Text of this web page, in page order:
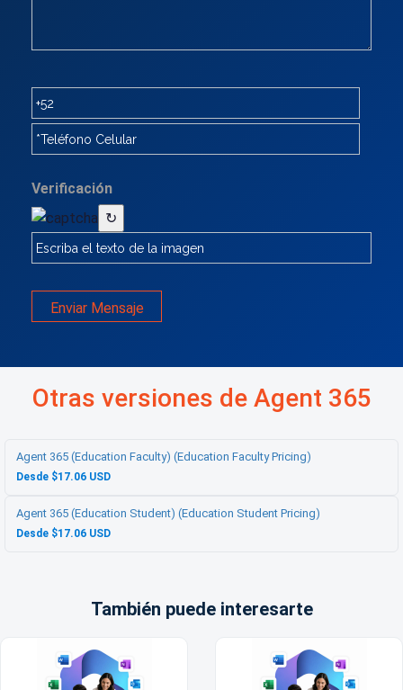
Verificación
↻
Enviar Mensaje
Otras versiones de Agent 365
Agent 365 (Education Faculty) (Education Faculty Pricing)
Desde $17.06 USD
Agent 365 (Education Student) (Education Student Pricing)
Desde $17.06 USD
También puede interesarte